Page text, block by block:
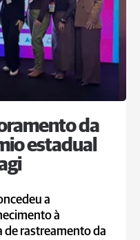
da
estadual
a
à
de rastreamento da